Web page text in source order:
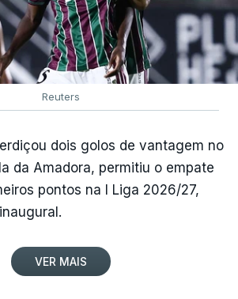
Reuters
dois golos de vantagem no
da Amadora, permitiu o empate
pontos na I Liga 2026/27,
VER MAIS